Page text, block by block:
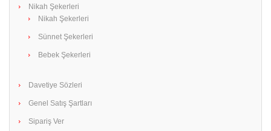
Nikah Şekerleri
Nikah Şekerleri
Sünnet Şekerleri
Bebek Şekerleri
Davetiye Sözleri
Genel Satış Şartları
Sipariş Ver